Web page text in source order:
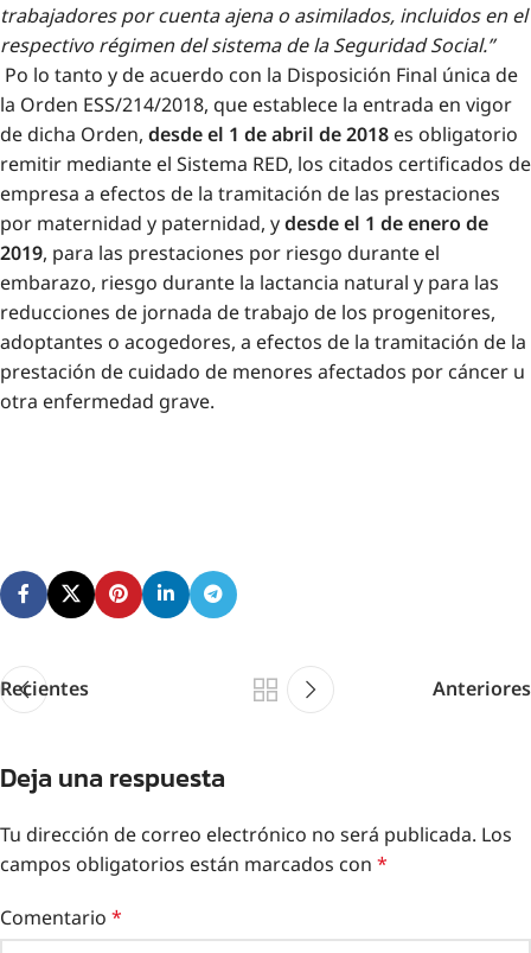
trabajadores por cuenta ajena o asimilados, incluidos en el
respectivo régimen del sistema de la Seguridad Social.”
Po lo tanto y de acuerdo con la Disposición Final única de
la Orden ESS/214/2018, que establece la entrada en vigor
de dicha Orden, desde el 1 de abril de 2018 es obligatorio
remitir mediante el Sistema RED, los citados certificados de
empresa a efectos de la tramitación de las prestaciones
por maternidad y paternidad, ydesde el 1 de enero de
2019, para las prestaciones por riesgo durante el
embarazo, riesgo durante la lactancia natural y para las
reducciones de jornada de trabajo de los progenitores,
adoptantes o acogedores, a efectos de la tramitación de la
prestación de cuidado de menores afectados por cáncer u
otra enfermedad grave.
Recientes Anteriores
Deja una respuesta
Tu dirección de correo electrónico no será publicada. Los
campos obligatorios están marcados con *
Comentario *